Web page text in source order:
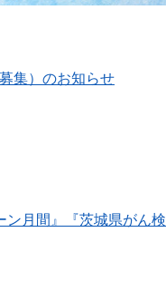
集）のお知らせ
ン月間』『茨城県がん検